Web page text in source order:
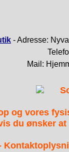
- Adresse:
Mail:
og vores
du ønsker